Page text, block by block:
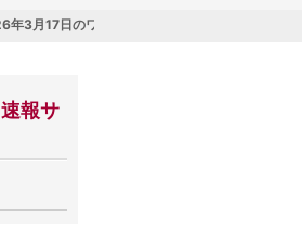
年3月17日のワイズニュース一覧
報サ